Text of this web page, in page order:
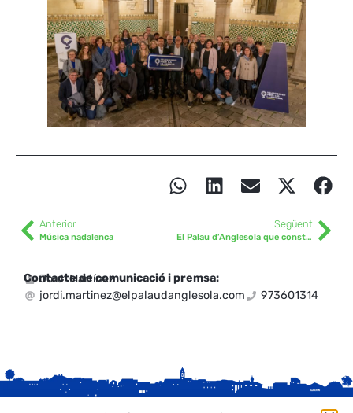
Anterior
Música nadalenca
Següent
El Palau d’Anglesola que construïm junts
Contacte de comunicació i premsa:
Jordi Martínez
jordi.martinez@elpalaudanglesola.com
973601314